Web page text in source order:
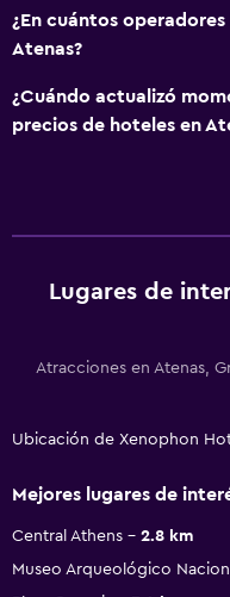
¿En cuántos
Atenas?
¿Cuándo actualizó
precios de hoteles en
Lugares de
Atracciones en Atenas,
Ubicación de Xenophon
Mejores lugares de
Central Athens
2.8 km
Museo Arqueológico